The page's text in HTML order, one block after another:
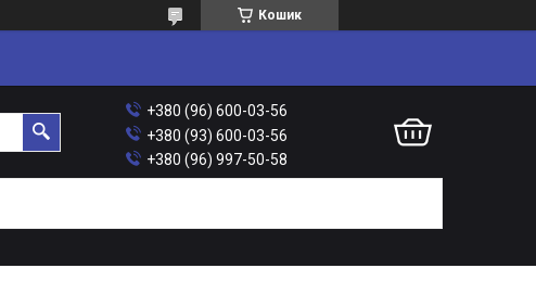
Кошик
+380 (96) 600-03-56
+380 (93) 600-03-56
+380 (96) 997-50-58